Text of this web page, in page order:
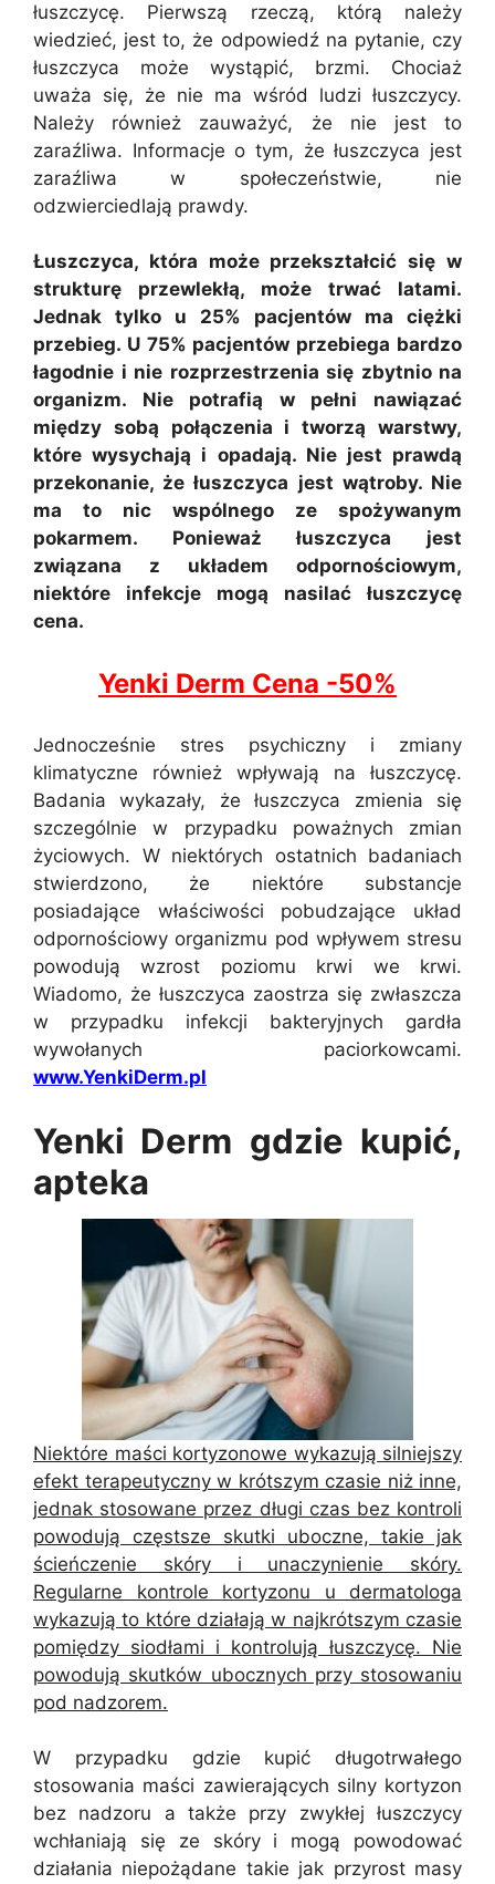
łuszczycę. Pierwszą rzeczą, którą należy
wiedzieć, jest to, że odpowiedź na pytanie, czy
łuszczyca może wystąpić, brzmi. Chociaż
uważa się, że nie ma wśród ludzi łuszczycy.
Należy również zauważyć, że nie jest to
zaraźliwa. Informacje o tym, że łuszczyca jest
zaraźliwa w społeczeństwie, nie
odzwierciedlają prawdy.
Łuszczyca, która może przekształcić się w
strukturę przewlekłą, może trwać latami.
Jednak tylko u 25% pacjentów ma ciężki
przebieg. U 75% pacjentów przebiega bardzo
łagodnie i nie rozprzestrzenia się zbytnio na
organizm. Nie potrafią w pełni nawiązać
między sobą połączenia i tworzą warstwy,
które wysychają i opadają. Nie jest prawdą
przekonanie, że łuszczyca jest wątroby. Nie
ma to nic wspólnego ze spożywanym
pokarmem. Ponieważ łuszczyca jest
związana z układem odpornościowym,
niektóre infekcje mogą nasilać łuszczycę
cena.
Yenki Derm Cena -50%
Jednocześnie stres psychiczny i zmiany
klimatyczne również wpływają na łuszczycę.
Badania wykazały, że łuszczyca zmienia się
szczególnie w przypadku poważnych zmian
życiowych. W niektórych ostatnich badaniach
stwierdzono, że niektóre substancje
posiadające właściwości pobudzające układ
odpornościowy organizmu pod wpływem stresu
powodują wzrost poziomu krwi we krwi.
Wiadomo, że łuszczyca zaostrza się zwłaszcza
w przypadku infekcji bakteryjnych gardła
wywołanych paciorkowcami.
www.YenkiDerm.pl
Yenki Derm gdzie kupić,
apteka
Niektóre maści kortyzonowe wykazują silniejszy
efekt terapeutyczny w krótszym czasie niż inne,
jednak stosowane przez długi czas bez kontroli
powodują częstsze skutki uboczne, takie jak
ścieńczenie skóry i unaczynienie skóry.
Regularne kontrole kortyzonu u dermatologa
wykazują to które działają w najkrótszym czasie
pomiędzy siodłami i kontrolują łuszczycę. Nie
powodują skutków ubocznych przy stosowaniu
pod nadzorem.
W przypadku gdzie kupić długotrwałego
stosowania maści zawierających silny kortyzon
bez nadzoru a także przy zwykłej łuszczycy
wchłaniają się ze skóry i mogą powodować
działania niepożądane takie jak przyrost masy